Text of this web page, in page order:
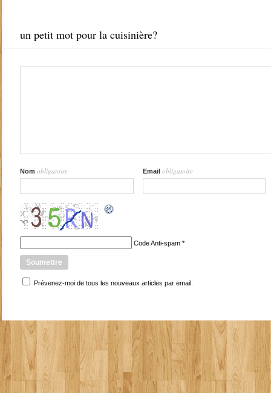
un petit mot pour la cuisinière?
Nom obligatoire Email obligatoire
Code Anti-spam*
Prévenez-moi de tous les nouveaux articles par email.